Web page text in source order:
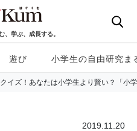
、学ぶ、成長する。
遊び 小学生の自由研究ま
イズ！あなたは小学生より賢い？「小
2019.11.20